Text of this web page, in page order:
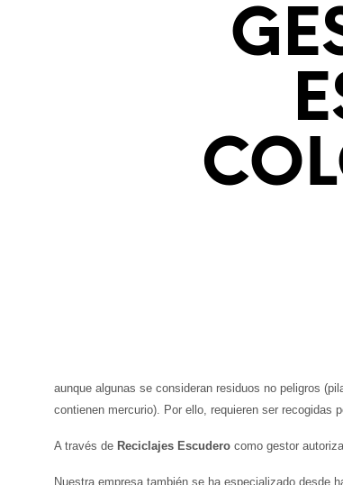
aunque algunas se consideran residuos no peligros
contienen mercurio). Por ello, requieren ser recogidas
A través de Reciclajes Escudero como gestor
Nuestra empresa también se ha especializado desde